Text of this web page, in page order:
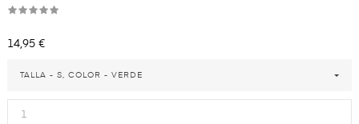
Precio
14,95 €
TALLA - S, COLOR - VERDE